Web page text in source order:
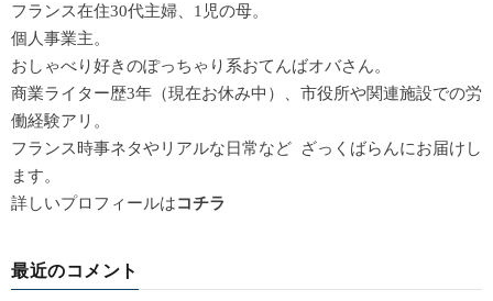
フランス在住30代主婦、1児の母。
個人事業主。
おしゃべり好きのぽっちゃり系おてんばオバさん。
商業ライター歴3年（現在お休み中）、市役所や関連施設での労
働経験アリ。
フランス時事ネタやリアルな日常など ざっくばらんにお届けし
ます。
詳しいプロフィールはコチラ
最近のコメント